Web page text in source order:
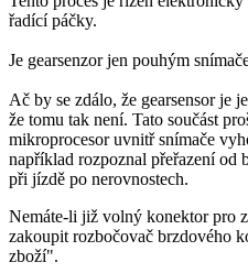
řadící páčky.
Je gearsenzor jen pouhým
Ač by se zdálo, že gearsensor je
že tomu tak není. Tato součást
mikroprocesor uvnitř snímače
například rozpoznal přeřazení od
při jízdě po nerovnostech.
Nemáte-li již volný konektor pro
zakoupit rozbočovač brzdového
zboží".